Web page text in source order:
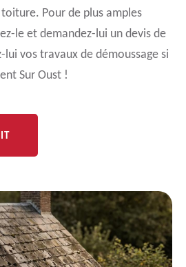
Pour de plus amples
le et demandez-lui un devis de
vos travaux de démoussage si
Sur Oust !